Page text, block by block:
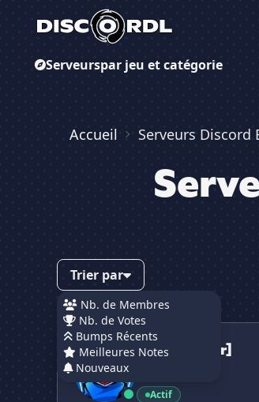
Serveurspar jeu et catégorie
Accueil Serveurs Discord
Trier par
Nb. de Membres
Nb. de Votes
Bumps Récents
Meilleures Notes
Nouveaux
Blox fruit [fr]
Blox fruit [fr]
Actif